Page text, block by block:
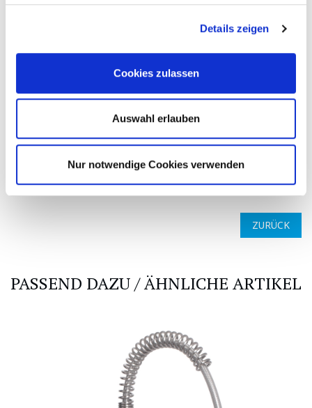
Details zeigen
Cookies zulassen
Auswahl erlauben
Nur notwendige Cookies verwenden
Bewertung senden
ZURÜCK
PASSEND DAZU / ÄHNLICHE ARTIKEL